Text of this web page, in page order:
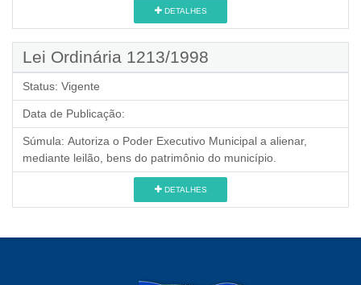
DETALHES
Lei Ordinária 1213/1998
Status: Vigente
Data de Publicação:
Súmula: Autoriza o Poder Executivo Municipal a alienar,
mediante leilão, bens do patrimônio do município.
DETALHES